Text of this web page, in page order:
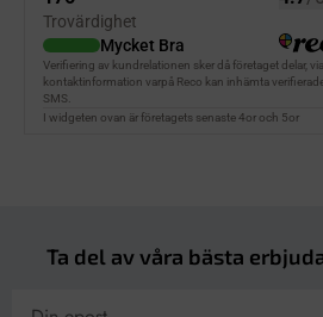
Ta del av våra bästa